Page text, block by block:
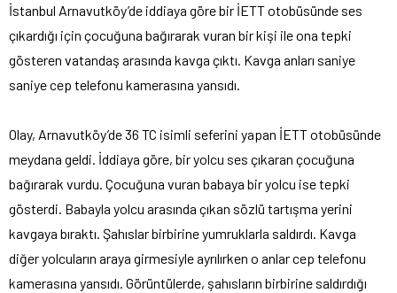
İstanbul Arnavutköy’de iddiaya göre bir İETT otobüsünde ses
çıkardığı için çocuğuna bağırarak vuran bir kişi ile ona tepki
gösteren vatandaş arasında kavga çıktı. Kavga anları saniye
saniye cep telefonu kamerasına yansıdı.
Olay, Arnavutköy’de 36 TC isimli seferini yapan İETT otobüsünde
meydana geldi. İddiaya göre, bir yolcu ses çıkaran çocuğuna
bağırarak vurdu. Çocuğuna vuran babaya bir yolcu ise tepki
gösterdi. Babayla yolcu arasında çıkan sözlü tartışma yerini
kavgaya bıraktı. Şahıslar birbirine yumruklarla saldırdı. Kavga
diğer yolcuların araya girmesiyle ayrılırken o anlar cep telefonu
kamerasına yansıdı. Görüntülerde, şahısların birbirine saldırdığı